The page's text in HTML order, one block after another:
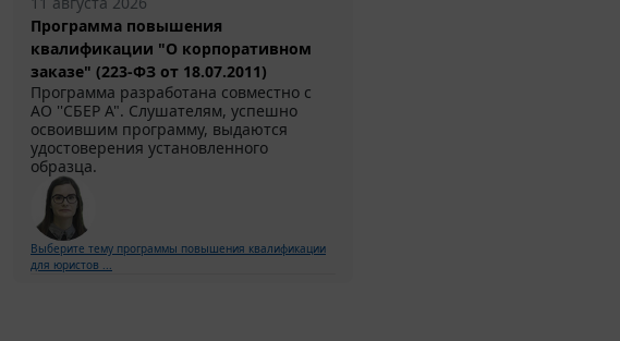
Программа повышения
квалификации "О корпоративном
заказе" (223-ФЗ от 18.07.2011)
Программа разработана совместно с
АО ''СБЕР А". Слушателям, успешно
освоившим программу, выдаются
удостоверения установленного
образца.
Выберите тему программы повышения квалификации
для юристов ...